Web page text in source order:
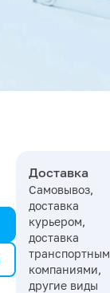
Доставка
Самовывоз,
доставка
курьером,
доставка
компаниями,
другие виды